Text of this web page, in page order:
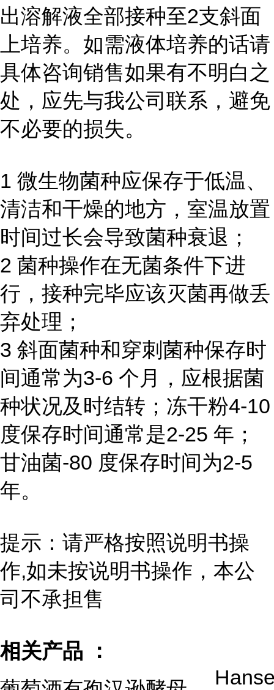
出溶解液全部接种至2支斜面
上培养。如需液体培养的话请
具体咨询销售如果有不明白之
处，应先与我公司联系，避免
不必要的损失。
1 微生物菌种应保存于低温、
清洁和干燥的地方，室温放置
时间过长会导致菌种衰退；
2 菌种操作在无菌条件下进
行，接种完毕应该灭菌再做丢
弃处理；
3 斜面菌种和穿刺菌种保存时
间通常为3-6 个月，应根据菌
种状况及时结转；冻干粉4-10
度保存时间通常是2-25 年；
甘油菌-80 度保存时间为2-5
年。
提示：请严格按照说明书操
作,如未按说明书操作，本公
司不承担售
相关产品 ：